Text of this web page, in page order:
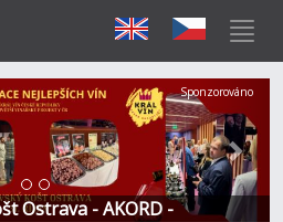
Ostrava - AKORD -
Další
Sponzorováno